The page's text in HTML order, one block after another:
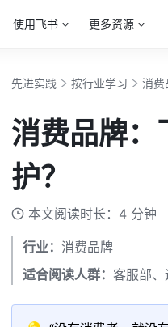
使用飞书 更多资源
先进实践 按行业学习 消费
消费品牌：
护？
本文阅读时长：4 分钟
行业： 消费品牌
适合阅读人群： 客服部